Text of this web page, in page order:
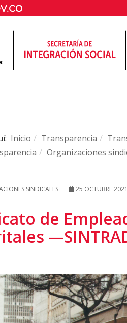
Inicio Transparencia
Organizaciones
SINDICALES 25 OCTUBRE
de